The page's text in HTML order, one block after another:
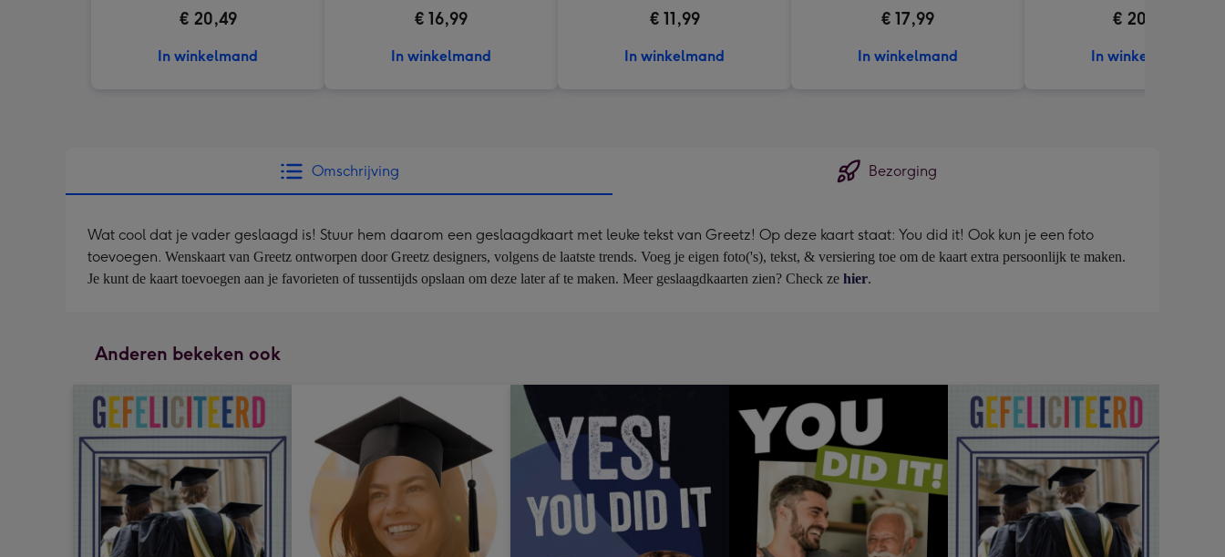
€ 20,49
In winkelmand
€ 16,99
In winkelmand
€ 11,99
In winkelmand
€ 17,99
In winkelmand
€ 20,49
In winkelmand
Omschrijving Bezorging
Wat cool dat je vader geslaagd is! Stuur hem daarom een geslaagdkaart met leuke tekst van Greetz! Op deze kaart staat: You did it! Ook kun je een foto
toevoegen. Wenskaart van Greetz ontworpen door Greetz designers, volgens de laatste trends. Voeg je eigen foto('s), tekst, & versiering toe om de kaart extra persoonlijk te maken.
Je kunt de kaart toevoegen aan je favorieten of tussentijds opslaan om deze later af te maken. Meer geslaagdkaarten zien? Check ze hier.
Anderen bekeken ook